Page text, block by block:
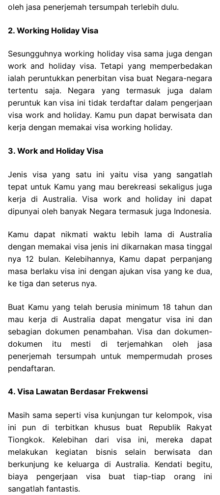
oleh jasa penerjemah tersumpah terlebih dulu.
2. Working Holiday Visa
Sesungguhnya working holiday visa sama juga dengan
work and holiday visa. Tetapi yang memperbedakan
ialah peruntukkan penerbitan visa buat Negara-negara
tertentu saja. Negara yang termasuk juga dalam
peruntuk kan visa ini tidak terdaftar dalam pengerjaan
visa work and holiday. Kamu pun dapat berwisata dan
kerja dengan memakai visa working holiday.
3. Work and Holiday Visa
Jenis visa yang satu ini yaitu visa yang sangatlah
tepat untuk Kamu yang mau berekreasi sekaligus juga
kerja di Australia. Visa work and holiday ini dapat
dipunyai oleh banyak Negara termasuk juga Indonesia.
Kamu dapat nikmati waktu lebih lama di Australia
dengan memakai visa jenis ini dikarnakan masa tinggal
nya 12 bulan. Kelebihannya, Kamu dapat perpanjang
masa berlaku visa ini dengan ajukan visa yang ke dua,
ke tiga dan seterus nya.
Buat Kamu yang telah berusia minimum 18 tahun dan
mau kerja di Australia dapat mengatur visa ini dan
sebagian dokumen penambahan. Visa dan dokumen-
dokumen itu mesti di terjemahkan oleh jasa
penerjemah tersumpah untuk mempermudah proses
pendaftaran.
4. Visa Lawatan Berdasar Frekwensi
Masih sama seperti visa kunjungan tur kelompok, visa
ini pun di terbitkan khusus buat Republik Rakyat
Tiongkok. Kelebihan dari visa ini, mereka dapat
melakukan kegiatan bisnis selain berwisata dan
berkunjung ke keluarga di Australia. Kendati begitu,
biaya pengerjaan visa buat tiap-tiap orang ini
sangatlah fantastis.